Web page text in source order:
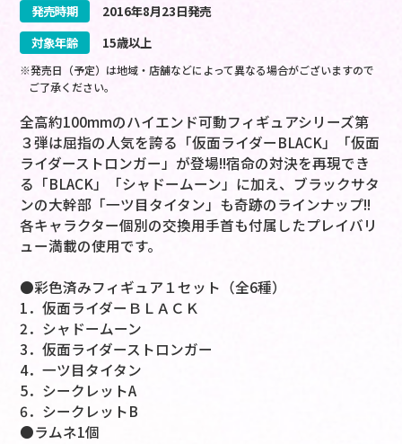
発売時期
2016年8月23日発売
対象年齢
15歳以上
※発売日（予定）は地域・店舗などによって異なる場合がございますので
ご了承ください。
全高約100mmのハイエンド可動フィギュアシリーズ第
３弾は屈指の人気を誇る「仮面ライダーBLACK」「仮面
ライダーストロンガー」が登場!!宿命の対決を再現でき
る「BLACK」「シャドームーン」に加え、ブラックサタ
ンの大幹部「一ツ目タイタン」も奇跡のラインナップ!!
各キャラクター個別の交換用手首も付属したプレイバリ
ュー満載の使用です。
●彩色済みフィギュア１セット（全6種）
1．仮面ライダーＢＬＡＣＫ
2．シャドームーン
3．仮面ライダーストロンガー
4．一ツ目タイタン
5．シークレットA
6．シークレットB
●ラムネ1個